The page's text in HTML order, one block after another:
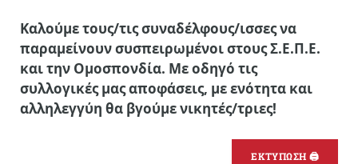
Καλούμε τους/τις συναδέλφους/ισσες να
παραμείνουν συσπειρωμένοι στους Σ.Ε.Π.Ε.
και την Ομοσπονδία. Με οδηγό τις
συλλογικές μας αποφάσεις, με ενότητα και
αλληλεγγύη θα βγούμε νικητές/τριες!
ΕΚΤΥΠΩΣΗ 🖨